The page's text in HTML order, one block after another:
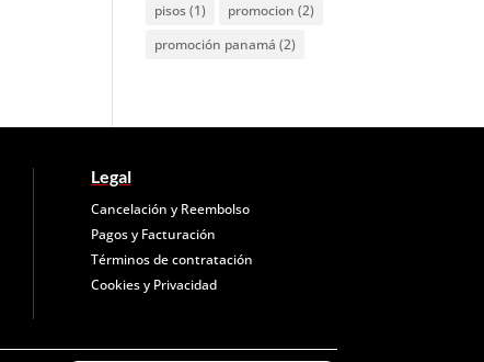
pisos(1) promocion (2)
promoción panamá (2)
Legal
Cancelación y Reembolso
Pagos y Facturación
Términos de contratación
Cookies y Privacidad